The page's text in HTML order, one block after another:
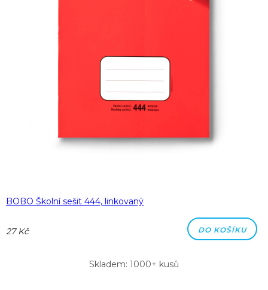
BOBO Školní sešit 444, linkovaný
27 Kč DO KOŠÍKU
Skladem: 1000+ kusů